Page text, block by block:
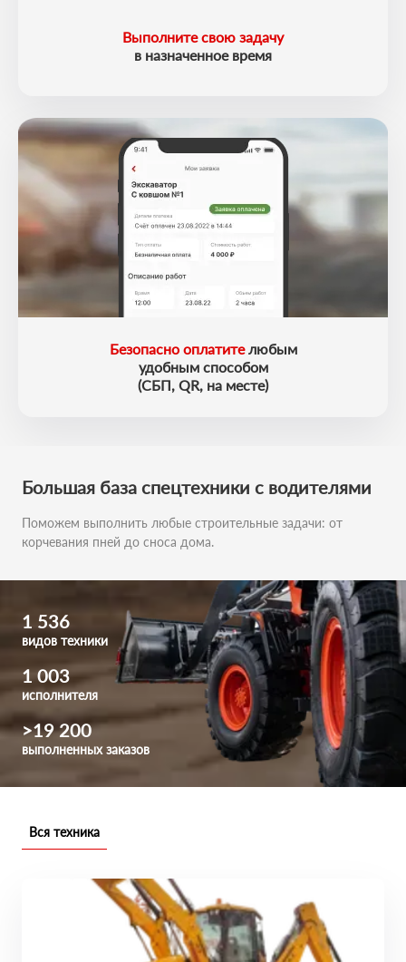
Выполните свою задачу
в назначенное время
Безопасно оплатителюбым
удобным способом
(СБП, QR, на месте)
Большая база спецтехники с водителями
Поможем выполнить любые строительные задачи: от
корчевания пней до сноса дома.
1 536
видов техники
1 003
исполнителя
>19 200
выполненных заказов
Вся техника